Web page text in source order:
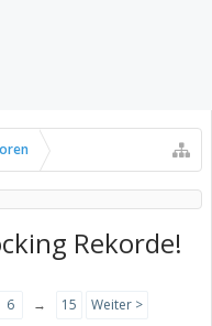
Rekorde!
6 → 15 Weiter >